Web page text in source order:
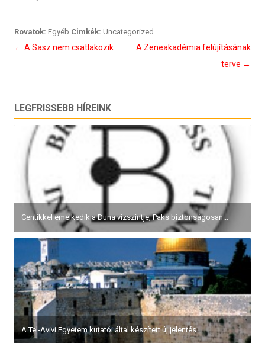
Rovatok: Egyéb Cimkék: Uncategorized
Bejegyzés
← A Sasz nem csatlakozik
A Zeneakadémia felújításának
terve →
LEGFRISSEBB HÍREINK
Pirkadat: Seres Attila – A hét értékelése
Pirkadat: Balázs Péter – Mestertervek, vagy...